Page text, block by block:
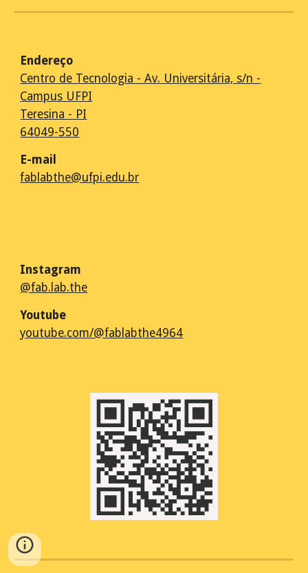
Endereço
Centro de Tecnologia - Av. Universitária, s/n -
Campus UFPI
Teresina - PI
64049-550
E-mail
fablabthe@ufpi.edu.br
Instagram
@fab.lab.the
Youtube
youtube.com/@fablabthe4964